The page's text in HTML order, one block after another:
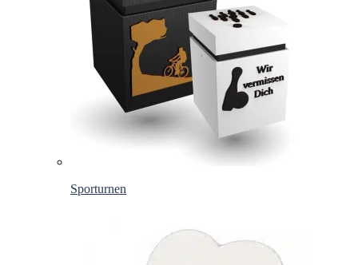
Sporturnen